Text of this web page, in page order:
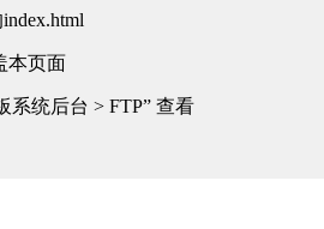
本页面
系统后台 > FTP” 查看